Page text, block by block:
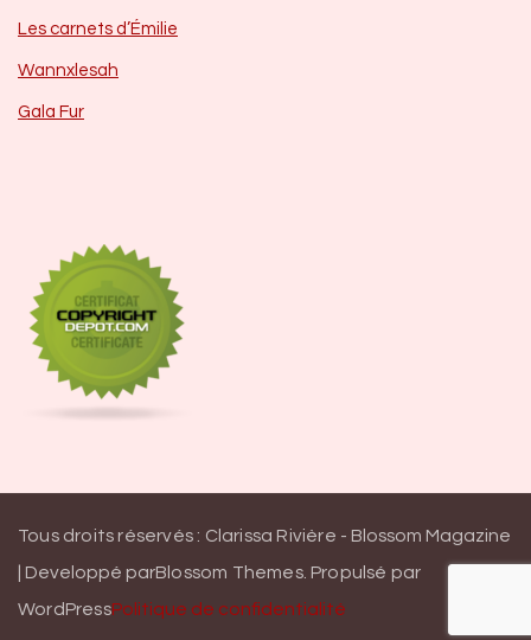
Les carnets d’Émilie
Wannxlesah
Gala Fur
Tous droits réservés : Clarissa Rivière - Blossom Magazine
| Developpé parBlossom Themes. Propulsé par
WordPressPolitique de confidentialité